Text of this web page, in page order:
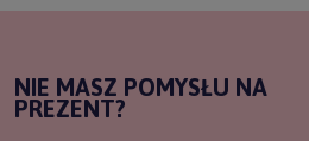
NIE MASZ POMYSŁU NA
PREZENT?